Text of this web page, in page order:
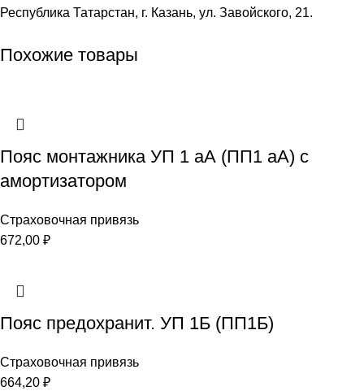
Республика Татарстан, г. Казань, ул. Завойского, 21.
Похожие товары
Пояс монтажника УП 1 аА (ПП1 аА) с
амортизатором
Страховочная привязь
672,00 ₽
Пояс предохранит. УП 1Б (ПП1Б)
Страховочная привязь
664,20 ₽